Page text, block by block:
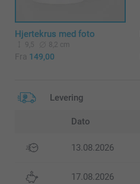
Hjertekrus med foto
9,5 8,2 cm
Fra 149,00
Levering
Dato
13.08.2026
17.08.2026